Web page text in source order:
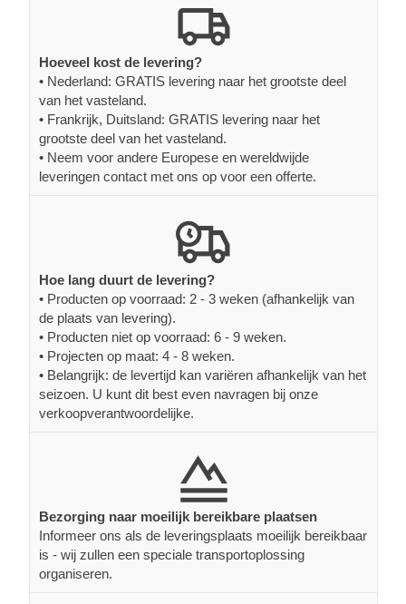
Hoeveel kost de levering?
• Nederland: GRATIS levering naar het grootste deel
van het vasteland.
• Frankrijk, Duitsland: GRATIS levering naar het
grootste deel van het vasteland.
• Neem voor andere Europese en wereldwijde
leveringen contact met ons op voor een offerte.
Hoe lang duurt de levering?
• Producten op voorraad: 2 - 3 weken (afhankelijk van
de plaats van levering).
• Producten niet op voorraad: 6 - 9 weken.
• Projecten op maat: 4 - 8 weken.
• Belangrijk: de levertijd kan variëren afhankelijk van het
seizoen. U kunt dit best even navragen bij onze
verkoopverantwoordelijke.
Bezorging naar moeilijk bereikbare plaatsen
Informeer ons als de leveringsplaats moeilijk bereikbaar
is - wij zullen een speciale transportoplossing
organiseren.